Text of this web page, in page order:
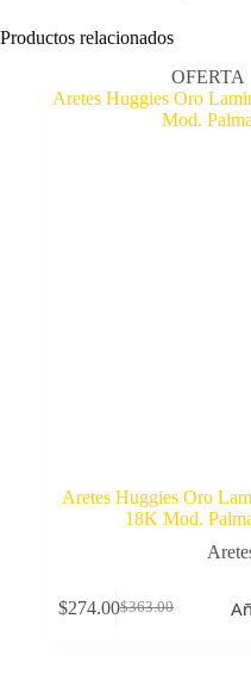
Productos relacionados
OFERTA
Aretes Huggies Oro
18K Mod.
$363.00
El
$274.00El